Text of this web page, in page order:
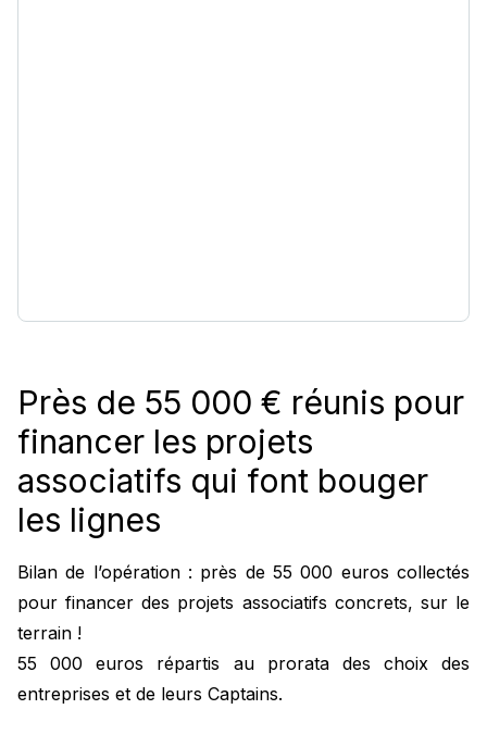
Près de 55 000 € réunis pour
financer les projets
associatifs qui font bouger
les lignes
Bilan de l’opération : près de 55 000 euros collectés
pour financer des projets associatifs concrets, sur le
terrain !
55 000 euros répartis au prorata des choix des
entreprises et de leurs Captains.